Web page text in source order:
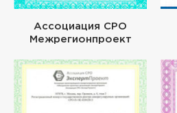
Ассоциация СРО
Межрегионпроект